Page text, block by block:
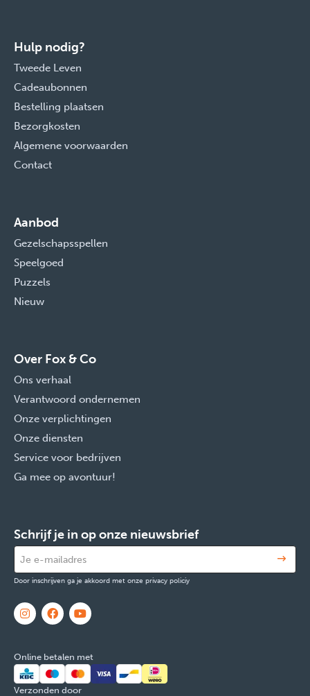
Hulp nodig?
Tweede Leven
Cadeaubonnen
Bestelling plaatsen
Bezorgkosten
Algemene voorwaarden
Contact
Aanbod
Gezelschapsspellen
Speelgoed
Puzzels
Nieuw
Over Fox & Co
Ons verhaal
Verantwoord ondernemen
Onze verplichtingen
Onze diensten
Service voor bedrijven
Ga mee op avontuur!
Schrijf je in op onze nieuwsbrief
Door inschrijven ga je akkoord met onze privacy policiy
Online betalen met
Verzonden door